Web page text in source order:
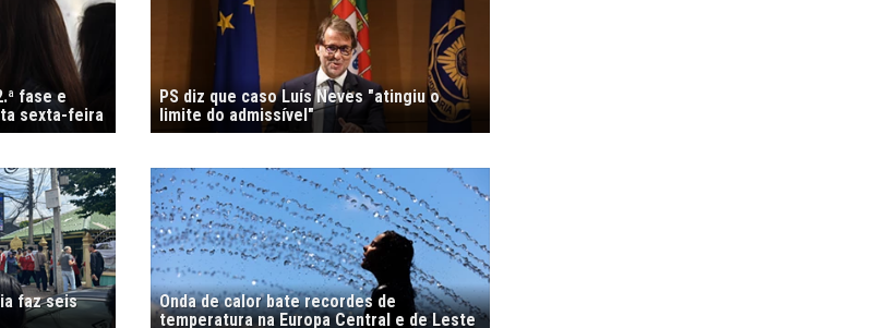
fase e
sexta-feira
PS diz que caso Luís Neves "atingiu o
limite do admissível"
faz seis
Onda de calor bate recordes de
temperatura na Europa Central e de Leste